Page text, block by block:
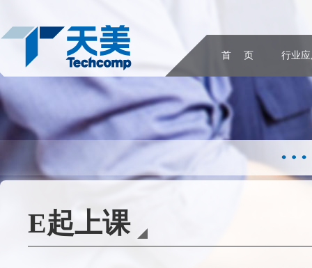
首 页 行业
E起上课